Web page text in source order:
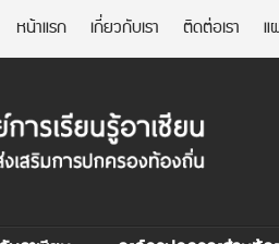
หน้าแรก เกี่ยวกับเรา ติดต่อเรา แ